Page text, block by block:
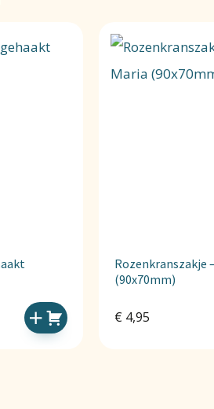
Rozenkranszakje
(90x70mm)
€ 4,95